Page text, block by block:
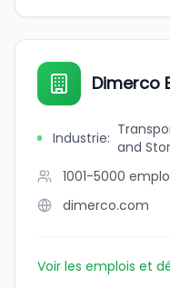
Dimerco
Industrie: and
1001-5000
dimerco.com
Voir les emplois et